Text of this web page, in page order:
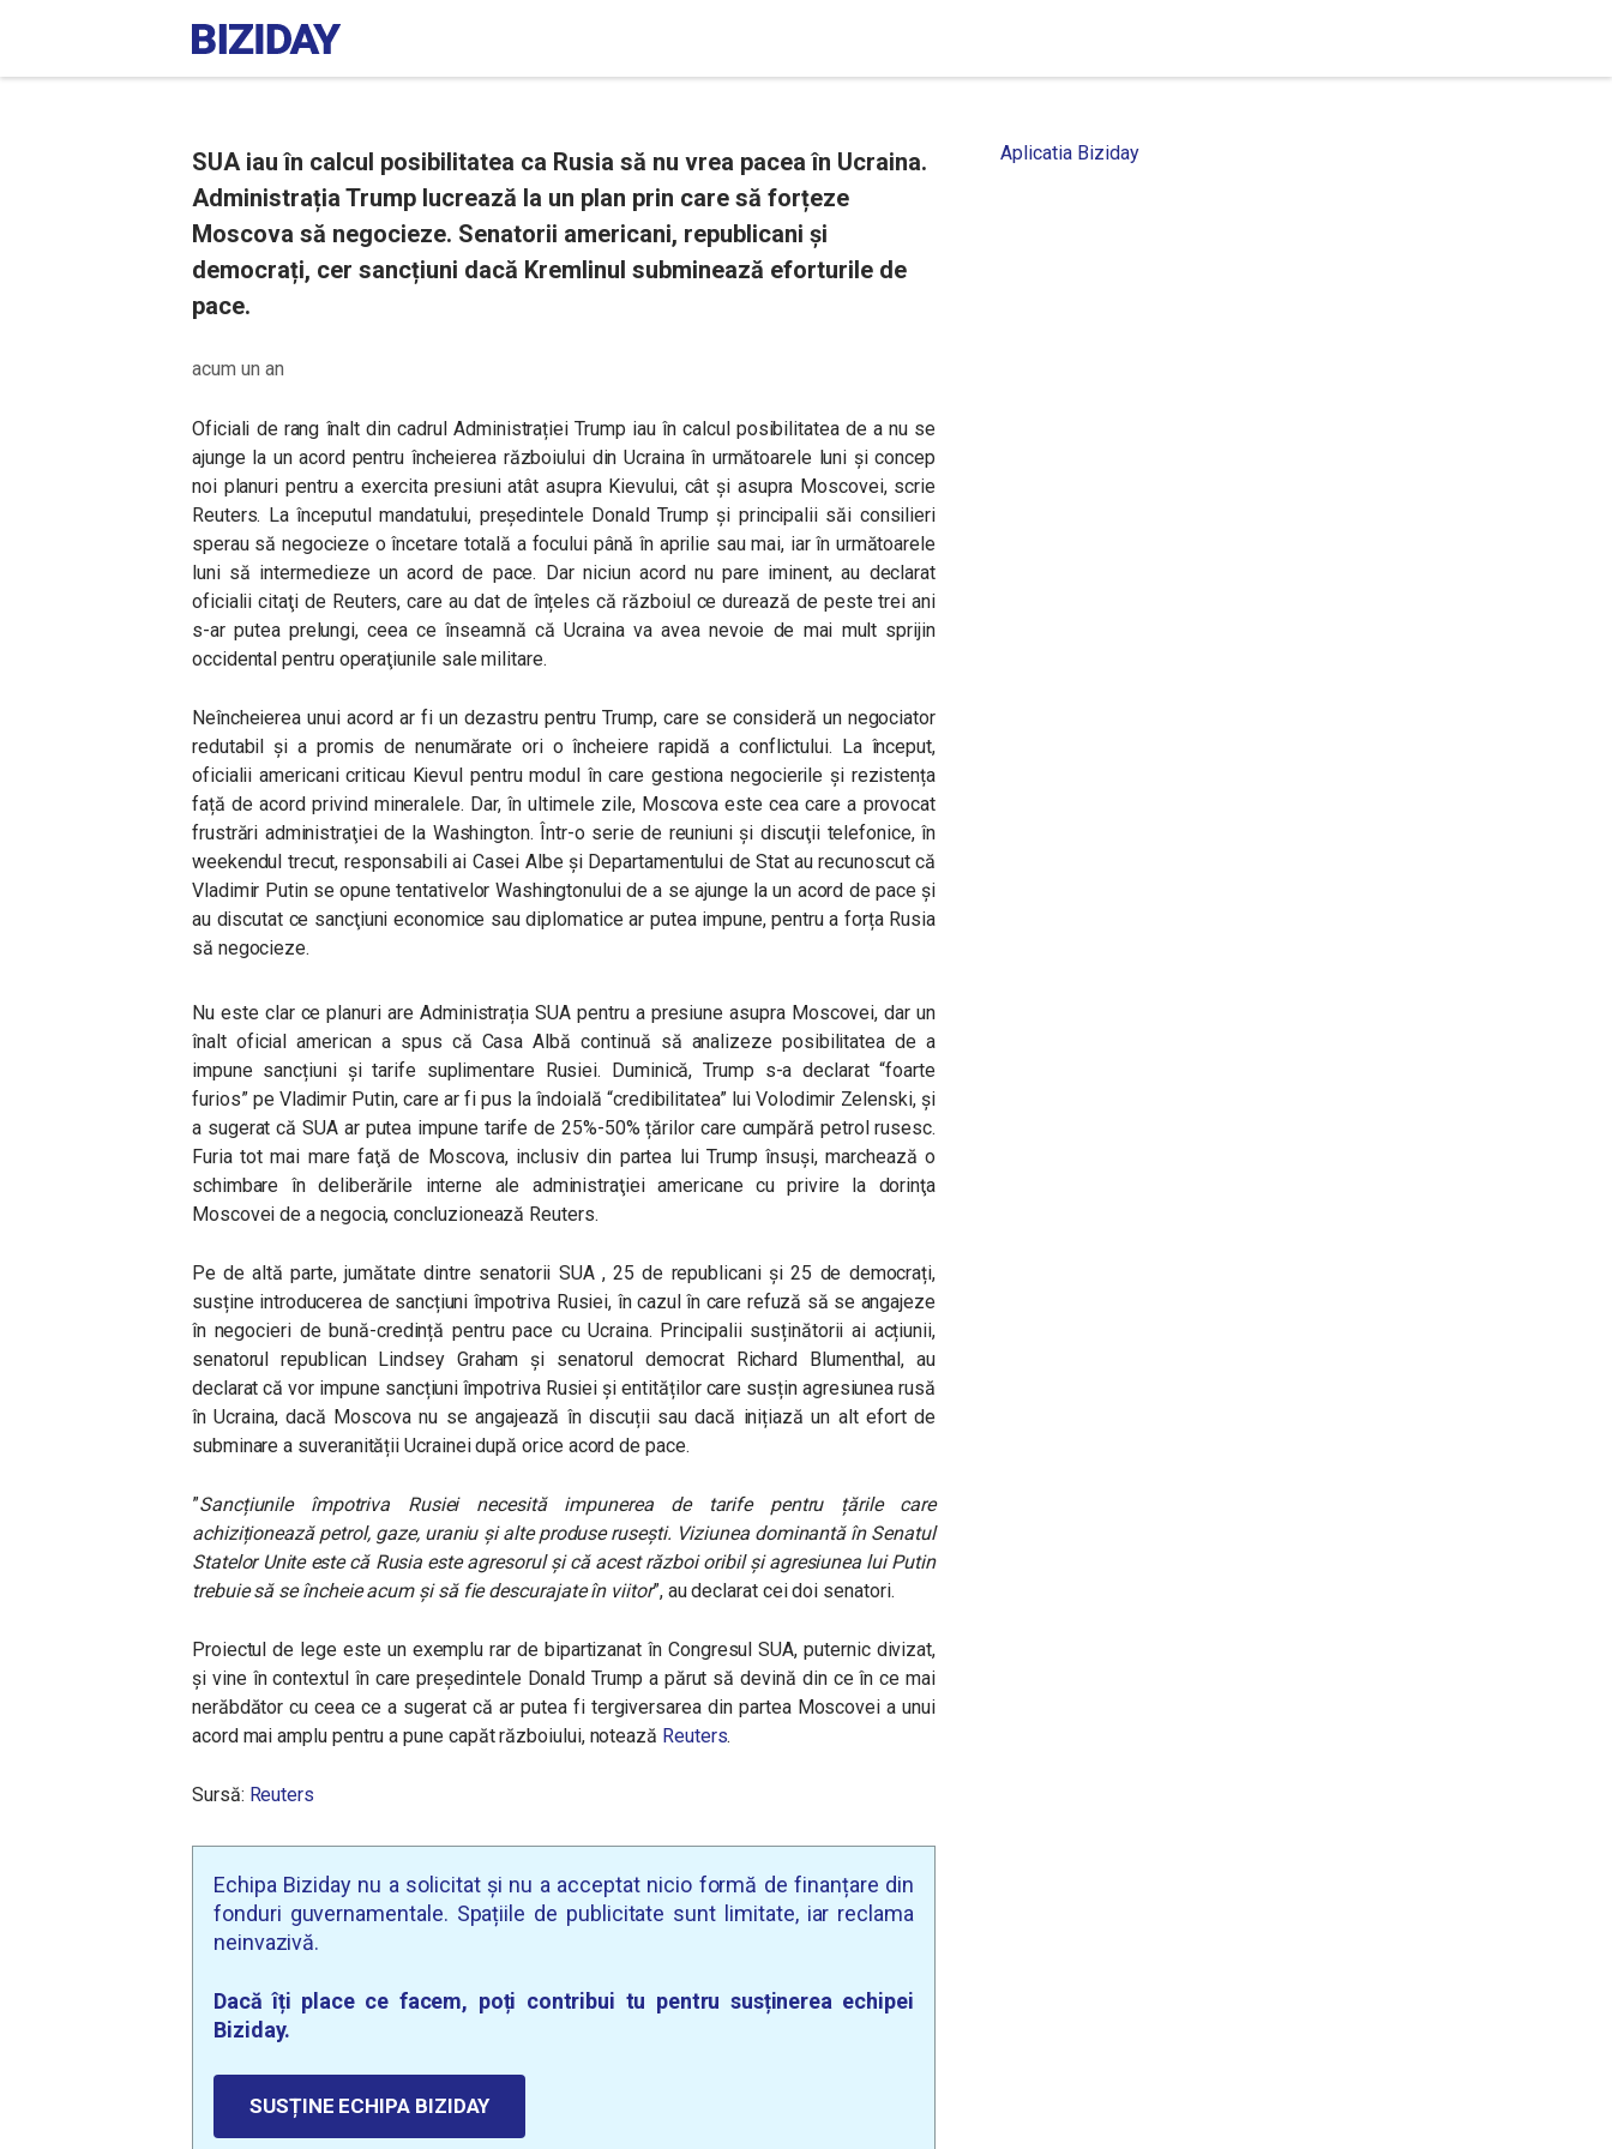
SUA iau în calcul posibilitatea ca Rusia să nu vrea pacea în Ucraina.
Administrația Trump lucrează la un plan prin care să forțeze
Moscova să negocieze. Senatorii americani, republicani și
democrați, cer sancțiuni dacă Kremlinul subminează eforturile de
pace.
acum un an
Oficiali de rang înalt din cadrul Administrației Trump iau în calcul posibilitatea de a nu se
ajunge la un acord pentru încheierea războiului din Ucraina în următoarele luni șiconcep
noi planuri pentru a exercita presiuni atât asupra Kievului, cât şi asupra Moscovei, scrie
Reuters. La începutul mandatului, președintele Donald Trump și principalii săi consilieri
sperau să negocieze o încetare totală a focului până în aprilie sau mai, iar în următoarele
luni să intermedieze un acord de pace. Dar niciun acord nu pare iminent, au declarat
oficialii citaţi de Reuters, care au dat de înțelescă războiul ce durează de peste trei ani
s-ar putea prelungi, ceea ce înseamnă că Ucraina va avea nevoie de mai mult sprijin
occidental pentru operaţiunile sale militare.
Neîncheierea unui acord ar fi un dezastru pentru Trump, care se consideră un negociator
redutabil şi a promis de nenumărate ori o încheiere rapidă a conflictului. La început,
oficialii americani criticau Kievul pentru modul în care gestiona negocierile și rezistența
față de acord privind mineralele. Dar, în ultimele zile, Moscova este cea care a provocat
frustrări administraţiei de la Washington. Într-o serie de reuniuni şi discuţii telefonice, în
weekendul trecut, responsabili ai Casei Albe şi Departamentului de Stat au recunoscut că
Vladimir Putin se opune tentativelor Washingtonului de a se ajunge la un acord de pace şi
au discutat ce sancţiuni economice sau diplomatice ar putea impune, pentru a forța Rusia
să negocieze.
Nu este clar ce planuri are Administrația SUA pentru a presiune asupra Moscovei, dar un
înalt oficial american a spus că Casa Albă continuă să analizeze posibilitatea de a
impune sancțiuni și tarife suplimentare Rusiei. Duminică, Trump s-a declarat“foarte
furios” pe Vladimir Putin, care ar fi pus la îndoială “credibilitatea” lui Volodimir Zelenski,și
a sugerat că SUA ar putea impune tarife de 25%-50% țărilor care cumpără petrol rusesc.
Furia tot mai mare faţă de Moscova, inclusiv din partea lui Trump însuşi, marchează o
schimbare în deliberările interne ale administraţiei americane cu privire la dorinţa
Moscovei de a negocia, concluzionează Reuters.
Pe de altă parte, jumătate dintre senatorii SUA , 25 de republicani și 25 de democrați,
susține introducerea de sancțiuni împotriva Rusiei, în cazul în care refuză să se angajeze
în negocieri de bună-credință pentru pace cu Ucraina. Principalii susținătorii ai acțiunii,
senatorul republican Lindsey Graham și senatorul democrat Richard Blumenthal, au
declarat că vor impune sancțiuni împotriva Rusiei și entităților care susțin agresiunea rusă
în Ucraina, dacă Moscova nu se angajează în discuții sau dacă inițiază un alt efort de
subminare a suveranității Ucrainei după orice acord de pace.
”Sancțiunile împotriva Rusiei necesită impunerea de tarife pentru țările care
achiziționează petrol, gaze, uraniu și alte produse rusești. Viziunea dominantă în Senatul
Statelor Unite este că Rusia este agresorul și că acest război oribil și agresiunea lui Putin
trebuie să se încheie acum și să fie descurajate în viitor”, au declarat cei doi senatori.
Proiectul de lege este un exemplu rar de bipartizanat în Congresul SUA, puternic divizat,
și vine în contextul în care președintele Donald Trump a părut să devină din ce în ce mai
nerăbdător cu ceea ce a sugerat că ar putea fi tergiversarea din partea Moscovei a unui
acord mai amplu pentru a pune capăt războiului, notează Reuters.
Sursă: Reuters
Echipa Biziday nu a solicitat și nu a acceptat nicio formă de finanțare din
fonduri guvernamentale. Spațiile de publicitate sunt limitate, iar reclama
neinvazivă.
Dacă îți place ce facem, poți contribui tu pentru susținerea echipei
Biziday.
SUSȚINE ECHIPA BIZIDAY
Aplicatia Biziday